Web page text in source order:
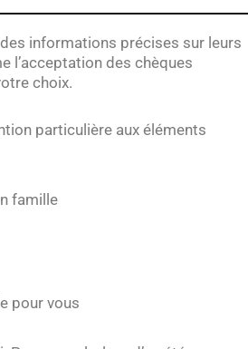
informations précises sur leurs
l’acceptation des chèques
choix.
particulière aux éléments
famille
pour vous